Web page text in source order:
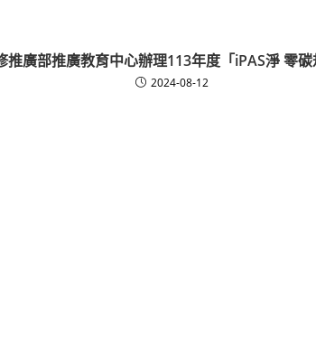
廣部推廣教育中心辦理113年度「iPAS淨 零碳
2024-08-12